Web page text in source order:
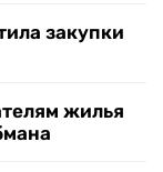
закупки
жилья